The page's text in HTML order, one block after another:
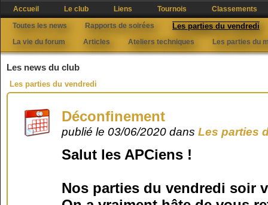
Accueil Le club Liens Tournois
Classements
Toutes les news
Rapports de soirées Les parties du vendredi
La vie du forum Articles Ateliers techniques Les parties du
Les news du club
Les parties du vendredi
Déconfinement
publié le 03/06/2020 dans Les parties
Salut les APCiens !
Nos parties du vendredi soir